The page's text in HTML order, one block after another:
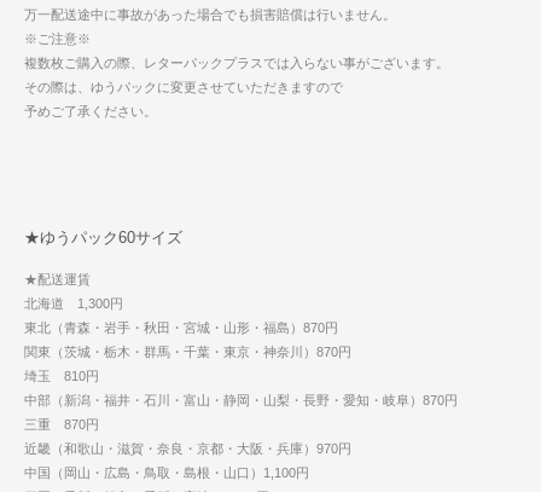
万一配送途中に事故があった場合でも損害賠償は行いません。
※ご注意※
複数枚ご購入の際、レターパックプラスでは入らない事がございます。
その際は、ゆうパックに変更させていただきますので
予めご了承ください。
★ゆうパック60サイズ
★配送運賃
北海道 1,300円
東北（青森・岩手・秋田・宮城・山形・福島）870円
関東（茨城・栃木・群馬・千葉・東京・神奈川）870円
埼玉 810円
中部（新潟・福井・石川・富山・静岡・山梨・長野・愛知・岐阜）870円
三重 870円
近畿（和歌山・滋賀・奈良・京都・大阪・兵庫）970円
中国（岡山・広島・鳥取・島根・山口）1,100円